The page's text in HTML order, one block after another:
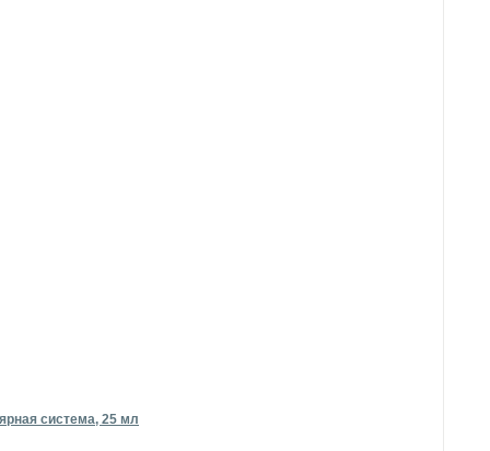
система, 25 мл